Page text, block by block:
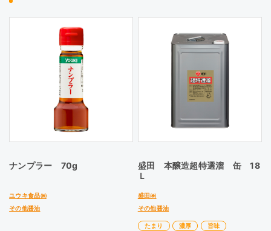
ナンプラー 70g
ユウキ食品㈱
その他醤油
盛田 本醸造超特選溜 缶 18
Ｌ
盛田㈱
その他醤油
たまり 濃厚 旨味